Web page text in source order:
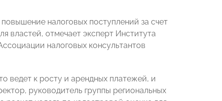
налоговых поступлений за счет
властей, отмечает эксперт Института
налоговых консультантов
ведет к росту и арендных платежей, и
руководитель группы региональных